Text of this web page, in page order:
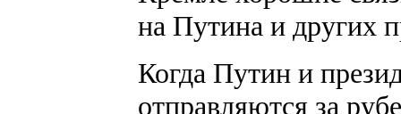
на Путина и других
Когда Путин и
отправляются за